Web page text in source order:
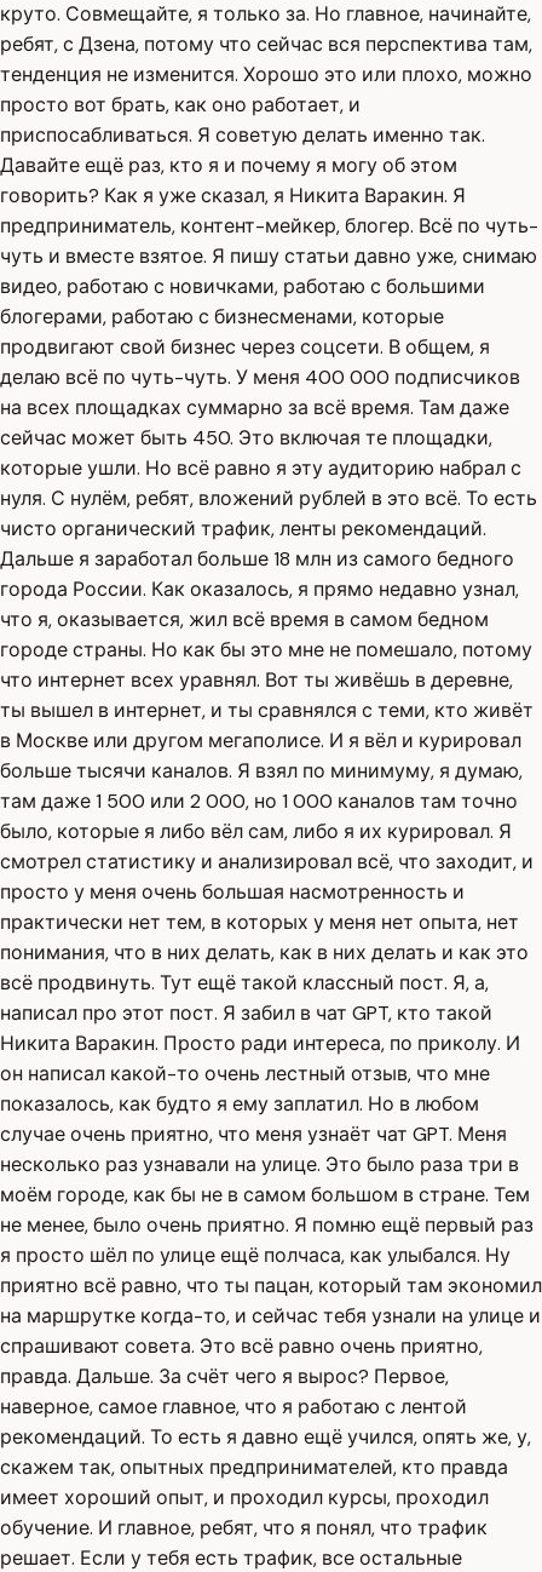
круто. Совмещайте, я только за. Но главное, начинайте,
ребят, с Дзена, потому что сейчас вся перспектива там,
тенденция не изменится. Хорошо это или плохо, можно
просто вот брать, как оно работает, и
приспосабливаться. Я советую делать именно так.
Давайте ещё раз, кто я и почему я могу об этом
говорить? Как я уже сказал, я Никита Варакин. Я
предприниматель, контент-мейкер, блогер. Всё по чуть-
чуть и вместе взятое. Я пишу статьи давно уже, снимаю
видео, работаю с новичками, работаю с большими
блогерами, работаю с бизнесменами, которые
продвигают свой бизнес через соцсети. В общем, я
делаю всё по чуть-чуть. У меня 400 000 подписчиков
на всех площадках суммарно за всё время. Там даже
сейчас может быть 450. Это включая те площадки,
которые ушли. Но всё равно я эту аудиторию набрал с
нуля. С нулём, ребят, вложений рублей в это всё. То есть
чисто органический трафик, ленты рекомендаций.
Дальше я заработал больше 18 млн из самого бедного
города России. Как оказалось, я прямо недавно узнал,
что я, оказывается, жил всё время в самом бедном
городе страны. Но как бы это мне не помешало, потому
что интернет всех уравнял. Вот ты живёшь в деревне,
ты вышел в интернет, и ты сравнялся с теми, кто живёт
в Москве или другом мегаполисе. И я вёл и курировал
больше тысячи каналов. Я взял по минимуму, я думаю,
там даже 1 500 или 2 000, но 1 000 каналов там точно
было, которые я либо вёл сам, либо я их курировал. Я
смотрел статистику и анализировал всё, что заходит, и
просто у меня очень большая насмотренность и
практически нет тем, в которых у меня нет опыта, нет
понимания, что в них делать, как в них делать и как это
всё продвинуть. Тут ещё такой классный пост. Я, а,
написал про этот пост. Я забил в чат GPT, кто такой
Никита Варакин. Просто ради интереса, по приколу. И
он написал какой-то очень лестный отзыв, что мне
показалось, как будто я ему заплатил. Но в любом
случае очень приятно, что меня узнаёт чат GPT. Меня
несколько раз узнавали на улице. Это было раза три в
моём городе, как бы не в самом большом в стране. Тем
не менее, было очень приятно. Я помню ещё первый раз
я просто шёл по улице ещё полчаса, как улыбался. Ну
приятно всё равно, что ты пацан, который там экономил
на маршрутке когда-то, и сейчас тебя узнали на улице и
спрашивают совета. Это всё равно очень приятно,
правда. Дальше. За счёт чего я вырос? Первое,
наверное, самое главное, что я работаю с лентой
рекомендаций. То есть я давно ещё учился, опять же, у,
скажем так, опытных предпринимателей, кто правда
имеет хороший опыт, и проходил курсы, проходил
обучение. И главное, ребят, что я понял, что трафик
решает. Если у тебя есть трафик, все остальные